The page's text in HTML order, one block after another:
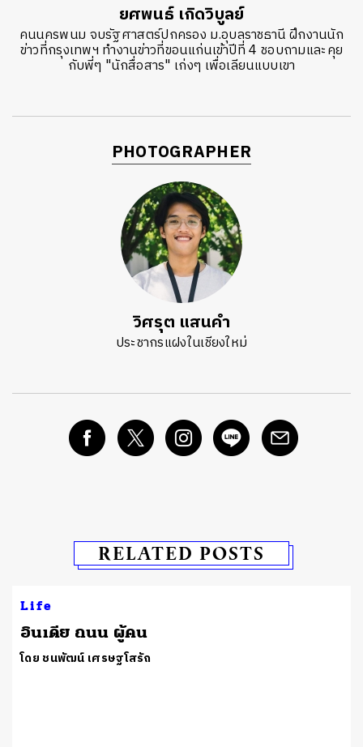
ยศพนธ์ เกิดวิบูลย์
คนนครพนม จบรัฐศาสตร์ปกครอง ม.อุบลราชธานี ฝึกงานนัก
ข่าวที่กรุงเทพฯ ทำงานข่าวที่ขอนแก่นเข้าปีที่ 4 ชอบถามและคุย
กับพี่ๆ "นักสื่อสาร" เก่งๆ เพื่อเลียนแบบเขา
PHOTOGRAPHER
วิศรุต แสนคำ
ประชากรแฝงในเชียงใหม่
RELATED POSTS
Life
อินเดีย ถนน ผู้คน
โดย ชนพัฒน์ เศรษฐโสรัถ